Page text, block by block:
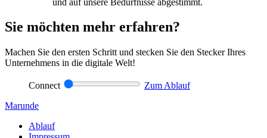
Sie möchten mehr erfahren?
Machen Sie den ersten Schritt und stecken Sie den Stecker Ihres
Unternehmens in die digitale Welt!
Connect
Zum Ablauf
Marunde
Ablauf